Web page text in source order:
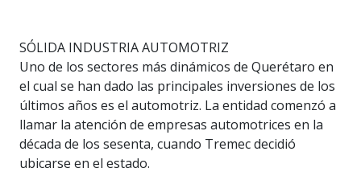
SÓLIDA INDUSTRIA AUTOMOTRIZ
Uno de los sectores más dinámicos de Querétaro en
el cual se han dado las principales inversiones de los
últimos años es el automotriz. La entidad comenzó a
llamar la atención de empresas automotrices en la
década de los sesenta, cuando Tremec decidió
ubicarse en el estado.